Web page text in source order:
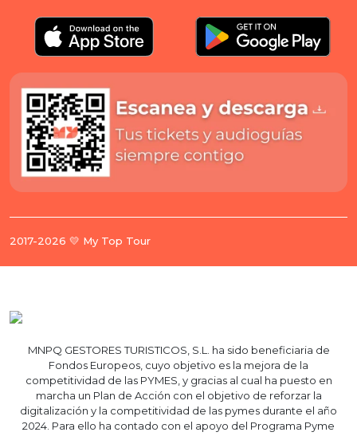
2017-2026 💛 My Top Tour
MNPQ GESTORES TURISTICOS, S.L. ha sido beneficiaria de
Fondos Europeos, cuyo objetivo es la mejora de la
competitividad de las PYMES, y gracias al cual ha puesto en
marcha un Plan de Acción con el objetivo de reforzar la
digitalización y la competitividad de las pymes durante el año
2024. Para ello ha contado con el apoyo del Programa Pyme